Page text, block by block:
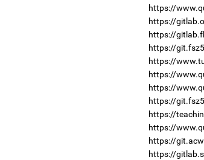
https://
https://
https://
https://
https://
https://
https://
https://
https://
https://
https://
https://